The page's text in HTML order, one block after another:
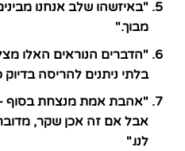
"באיזשהו שלב אנחנו
מבוך."
"הדברים הנוראים האלו
בלתי ניתנים להריסה
"אהבת אמת מנצחת בסוף –
אבל אם זה אכן שקר,
לנו."